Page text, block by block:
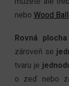
nebo Wood Ball
Rovná plocha
zároveň se
tvaru je
o zeď nebo